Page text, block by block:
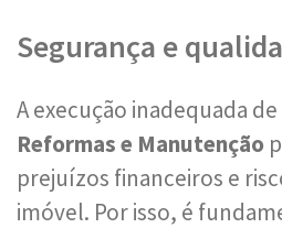
Segurança e
A execução inadequada
Reformas e Manutenção
prejuízos financeiros e
imóvel. Por isso, é